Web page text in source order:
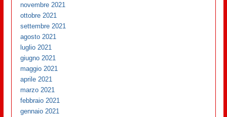
novembre 2021
ottobre 2021
settembre 2021
agosto 2021
luglio 2021
giugno 2021
maggio 2021
aprile 2021
marzo 2021
febbraio 2021
gennaio 2021